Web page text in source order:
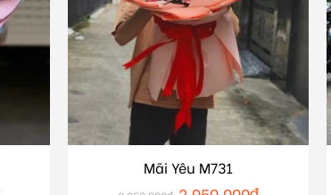
Mãi Yêu M731